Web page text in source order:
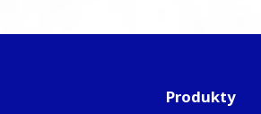
Produkty